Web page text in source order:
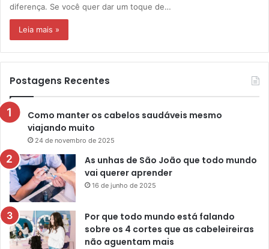
diferença. Se você quer dar um toque de…
Leia mais »
Postagens Recentes
Como manter os cabelos saudáveis mesmo
viajando muito
24 de novembro de 2025
As unhas de São João que todo mundo
vai querer aprender
16 de junho de 2025
Por que todo mundo está falando
sobre os 4 cortes que as cabeleireiras
não aguentam mais